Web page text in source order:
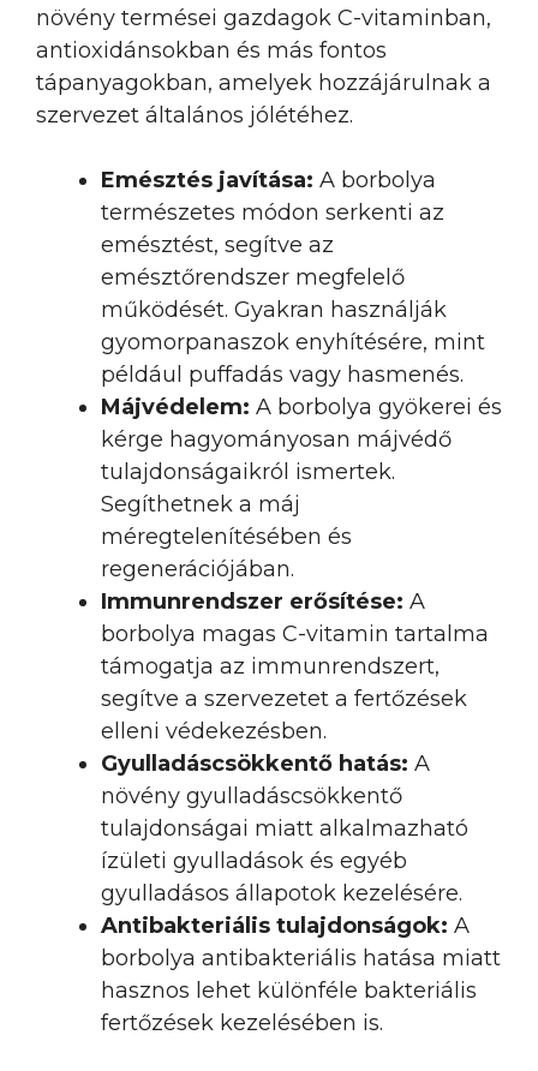
növény termései gazdagok C-vitaminban,
antioxidánsokban és más fontos
tápanyagokban, amelyek hozzájárulnak a
szervezet általános jólétéhez.
Emésztés javítása: A borbolya
természetes módon serkenti az
emésztést, segítve az
emésztőrendszer megfelelő
működését. Gyakran használják
gyomorpanaszok enyhítésére, mint
például puffadás vagy hasmenés.
Májvédelem: A borbolya gyökerei és
kérge hagyományosan májvédő
tulajdonságaikról ismertek.
Segíthetnek a máj
méregtelenítésében és
regenerációjában.
Immunrendszer erősítése: A
borbolya magas C-vitamin tartalma
támogatja az immunrendszert,
segítve a szervezetet a fertőzések
elleni védekezésben.
Gyulladáscsökkentő hatás: A
növény gyulladáscsökkentő
tulajdonságai miatt alkalmazható
ízületi gyulladások és egyéb
gyulladásos állapotok kezelésére.
Antibakteriális tulajdonságok: A
borbolya antibakteriális hatása miatt
hasznos lehet különféle bakteriális
fertőzések kezelésében is.